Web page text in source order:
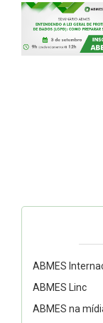
ABMES
ABMES Linc
ABMES na